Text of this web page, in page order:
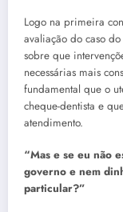
Logo na primeira
avaliação do caso
sobre que
necessárias mais
fundamental que o
cheque-dentista e
atendimento.
“Mas e se eu não
governo e nem
particular?”